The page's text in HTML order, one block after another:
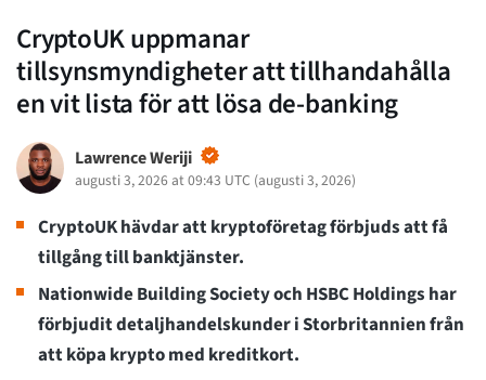
CryptoUK uppmanar
tillsynsmyndigheter att tillhandahålla
en vit lista för att lösa de-banking
Lawrence Weriji
augusti 3, 2026 at 09:43 UTC (augusti 3, 2026)
CryptoUK hävdar att kryptoföretag förbjuds att få
tillgång till banktjänster.
Nationwide Building Society och HSBC Holdings har
förbjudit detaljhandelskunder i Storbritannien från
att köpa krypto med kreditkort.